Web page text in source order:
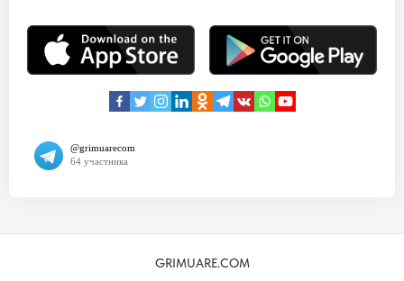
GRIMUARE.COM